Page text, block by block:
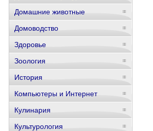
Домашние животные
Домоводство
Здоровье
Зоология
История
Компьютеры и Интернет
Кулинария
Культурология